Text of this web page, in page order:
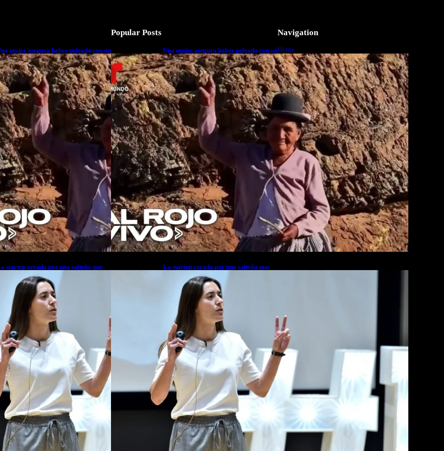
mujer asegura haber peleado con un
cuerpo a cuerpo
startup creada por una salteña que
resolver el estrés financiero en
Popular Posts
Una mujer asegura haber peleado con un
extraterrestre cuerpo a cuerpo
La startup creada por una salteña que
busca resolver el estrés financiero en
Latinoamérica
Navigation
Home
Business
Lifestyle
Magazine
Photography
Travel
Technology